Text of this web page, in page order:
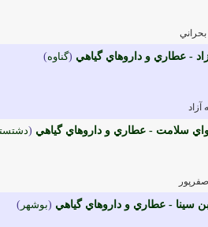
- عطاري و داروهاي گياهي (گناوه)
آزاد
سلامت - عطاري و داروهاي گياهي (
سينا - عطاري و داروهاي گياهي (بوشهر )